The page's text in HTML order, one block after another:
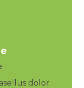
dolor